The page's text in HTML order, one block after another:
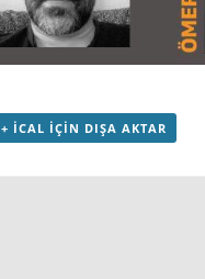
+ ICAL IÇIN DIŞA AKTAR